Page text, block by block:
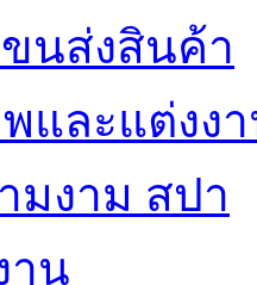
นส่งสินค้า
และแต่งง
มงาม สปา
าน